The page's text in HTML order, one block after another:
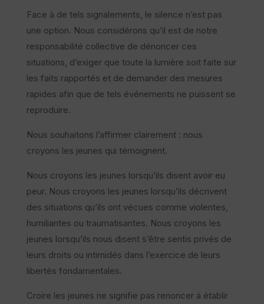
Face à de tels signalements, le silence n’est pas
une option. Nous considérons qu’il est de notre
responsabilité collective de dénoncer ces
situations, d’exiger que toute la lumière soit faite sur
les faits rapportés et de demander des mesures
rapides afin que de tels événements ne puissent se
reproduire.
Nous souhaitons l’affirmer clairement : nous
croyons les jeunes qui témoignent.
Nous croyons les jeunes lorsqu’ils disent avoir eu
peur. Nous croyons les jeunes lorsqu’ils décrivent
des situations qu’ils ont vécues comme violentes,
humiliantes ou traumatisantes. Nous croyons les
jeunes lorsqu’ils nous disent s’être sentis privés de
leurs droits ou intimidés dans l’exercice de leurs
libertés fondamentales.
Croire les jeunes ne signifie pas renoncer à établir